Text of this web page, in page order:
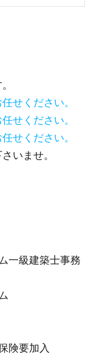
せください。
せください。
せください。
いませ。
級建築士事務
要加入